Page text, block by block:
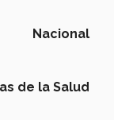
Nacional
de la Salud